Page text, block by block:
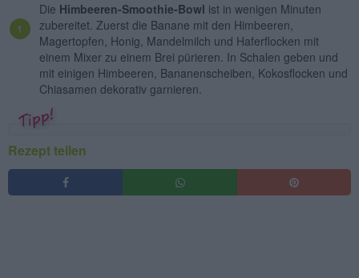
Die Himbeeren-Smoothie-Bowl ist in wenigen Minuten
zubereitet. Zuerst die Banane mit den Himbeeren,
Magertopfen, Honig, Mandelmilch und Haferflocken mit
einem Mixer zu einem Brei pürieren. In Schalen geben und
mit einigen Himbeeren, Bananenscheiben, Kokosflocken und
Chiasamen dekorativ garnieren.
Rezept teilen